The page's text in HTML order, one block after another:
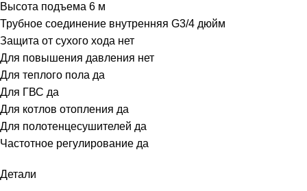
Высота подъема 6 м
Трубное соединение внутренняя G3/4 дюйм
Защита от сухого хода нет
Для повышения давления нет
Для теплого пола да
Для ГВС да
Для котлов отопления да
Для полотенцесушителей да
Частотное регулирование да
Детали